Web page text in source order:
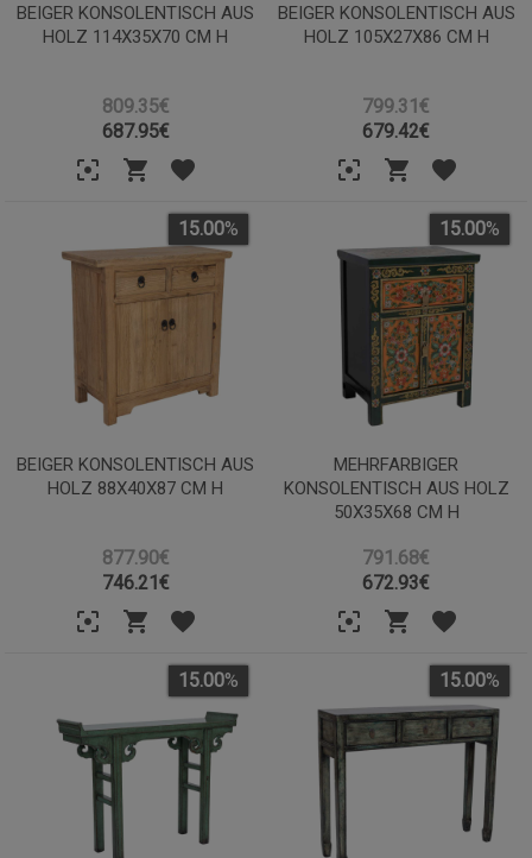
BEIGER KONSOLENTISCH AUS
HOLZ 114X35X70 CM H
809.35€
687.95€
BEIGER KONSOLENTISCH AUS
HOLZ 105X27X86 CM H
799.31€
679.42€
BEIGER KONSOLENTISCH AUS
HOLZ 88X40X87 CM H
877.90€
15.00%
746.21€
MEHRFARBIGER
KONSOLENTISCH AUS HOLZ
50X35X68 CM H
791.68€
15.00%
672.93€
15.00% 15.00%